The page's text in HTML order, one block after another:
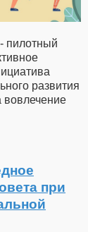
пилотный
развития
вовлечение
при